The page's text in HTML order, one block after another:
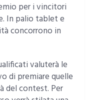
per i vincitori
In palio tablet e
concorrono in
valuterà le
di premiare quelle
del contest. Per